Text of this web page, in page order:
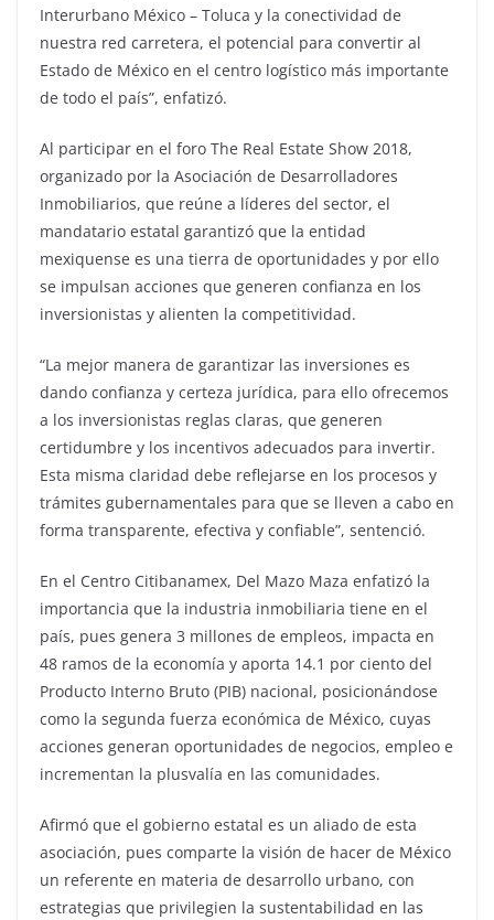
Interurbano México – Toluca y la conectividad de
nuestra red carretera, el potencial para convertir al
Estado de México en el centro logístico más importante
de todo el país”, enfatizó.
Al participar en el foro The Real Estate Show 2018,
organizado por la Asociación de Desarrolladores
Inmobiliarios, que reúne a líderes del sector, el
mandatario estatal garantizó que la entidad
mexiquense es una tierra de oportunidades y por ello
se impulsan acciones que generen confianza en los
inversionistas y alienten la competitividad.
“La mejor manera de garantizar las inversiones es
dando confianza y certeza jurídica, para ello ofrecemos
a los inversionistas reglas claras, que generen
certidumbre y los incentivos adecuados para invertir.
Esta misma claridad debe reflejarse en los procesos y
trámites gubernamentales para que se lleven a cabo en
forma transparente, efectiva y confiable”, sentenció.
En el Centro Citibanamex, Del Mazo Maza enfatizó la
importancia que la industria inmobiliaria tiene en el
país, pues genera 3 millones de empleos, impacta en
48 ramos de la economía y aporta 14.1 por ciento del
Producto Interno Bruto (PIB) nacional, posicionándose
como la segunda fuerza económica de México, cuyas
acciones generan oportunidades de negocios, empleo e
incrementan la plusvalía en las comunidades.
Afirmó que el gobierno estatal es un aliado de esta
asociación, pues comparte la visión de hacer de México
un referente en materia de desarrollo urbano, con
estrategias que privilegien la sustentabilidad en las